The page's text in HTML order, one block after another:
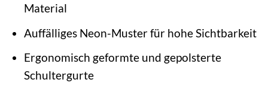
Material
Auffälliges Neon-Muster für hohe Sichtbarkeit
Ergonomisch geformte und gepolsterte
Schultergurte